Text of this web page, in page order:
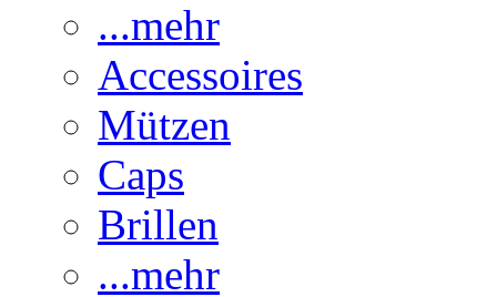
...mehr
Accessoires
Mützen
Caps
Brillen
...mehr